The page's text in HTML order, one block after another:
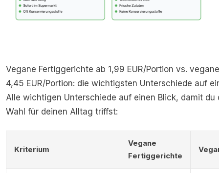
Vegane Fertiggerichte ab 1,99 EUR/Portion vs.
4,45 EUR/Portion: die wichtigsten Unterschiede auf
Alle wichtigen Unterschiede auf einen Blick, damit du
Wahl für deinen Alltag triffst:
Kriterium
Vegane
Fertiggerichte